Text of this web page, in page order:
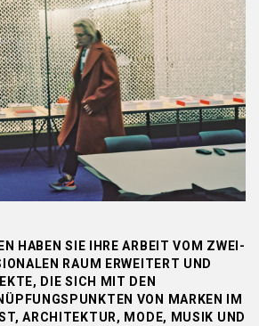
HABEN SIE IHRE ARBEIT VOM ZWEI-
RAUM ERWEITERT UND
DIE SICH MIT DEN
VON MARKEN IM
ARCHITEKTUR, MODE, MUSIK UND